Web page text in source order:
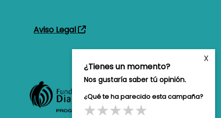
X
¿Tienes un momento?
Nos gustaría saber tú opinión.
¿Qué te ha parecido esta campaña?
Aviso Legal